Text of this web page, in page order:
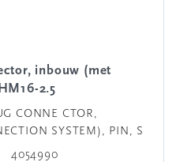
2.5
CONNE CTOR,
SYSTEM), PIN, S
4054990